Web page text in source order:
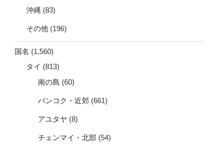
沖縄 (83)
その他 (196)
国名 (1,560)
タイ (813)
南の島 (60)
バンコク・近郊 (661)
アユタヤ (8)
チェンマイ・北部 (54)